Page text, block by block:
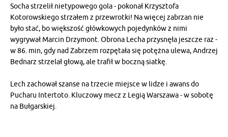
Socha strzelił nietypowego gola - pokonał Krzysztofa
Kotorowskiego strzałem z przewrotki! Na więcej zabrzan nie
było stać, bo większość główkowych pojedynków z nimi
wygrywał Marcin Drzymont. Obrona Lecha przysnęła jeszcze raz -
w 86. min, gdy nad Zabrzem rozpętała się potężna ulewa, Andrzej
Bednarz strzelał głową, ale trafił w boczną siatkę.
Lech zachował szanse na trzecie miejsce w lidze i awans do
Pucharu Intertoto. Kluczowy mecz z Legią Warszawa - w sobotę
na Bułgarskiej.